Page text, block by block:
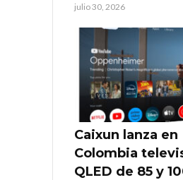
julio 30, 2026
Caixun lanza en
Colombia
QLED de 85 y